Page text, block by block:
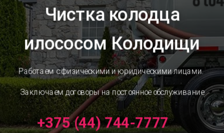
Чистка колодца
илососом Колодищи
Работаем с физическими и юридическими лицами.
Заключаем договоры на постоянное обслуживание
+375 (44) 744-7777